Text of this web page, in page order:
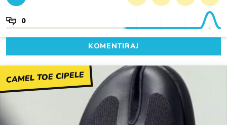
0
KOMENTIRAJ
CAMEL TOE CIPELE